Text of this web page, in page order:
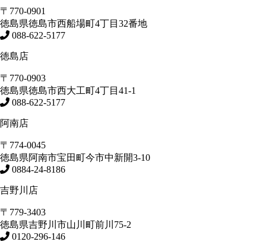
〒770-0901
徳島県徳島市西船場町4丁目32番地
088-622-5177
徳島店
〒770-0903
徳島県徳島市西大工町4丁目41-1
088-622-5177
阿南店
〒774-0045
徳島県阿南市宝田町今市中新開3-10
0884-24-8186
吉野川店
〒779-3403
徳島県吉野川市山川町前川75-2
0120-296-146